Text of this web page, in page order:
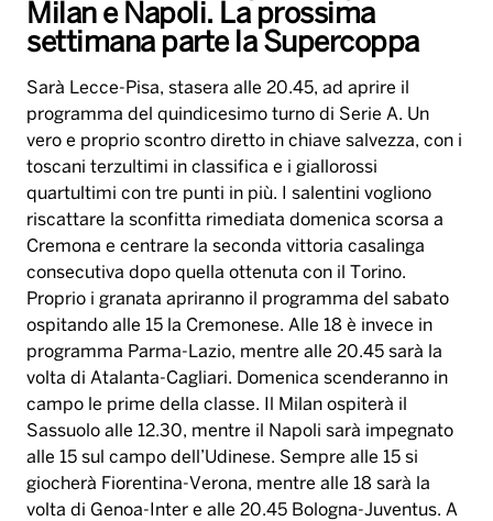
Milan e Napoli. La prossima
settimana parte la Supercoppa
Sarà Lecce-Pisa, stasera alle 20.45, ad aprire il
programma del quindicesimo turno di Serie A. Un
vero e proprio scontro diretto in chiave salvezza, con i
toscani terzultimi in classifica e i giallorossi
quartultimi con tre punti in più. I salentini vogliono
riscattare la sconfitta rimediata domenica scorsa a
Cremona e centrare la seconda vittoria casalinga
consecutiva dopo quella ottenuta con il Torino.
Proprio i granata apriranno il programma del sabato
ospitando alle 15 la Cremonese. Alle 18 è invece in
programma Parma-Lazio, mentre alle 20.45 sarà la
volta di Atalanta-Cagliari. Domenica scenderanno in
campo le prime della classe. Il Milan ospiterà il
Sassuolo alle 12.30, mentre il Napoli sarà impegnato
alle 15 sul campo dell’Udinese. Sempre alle 15 si
giocherà Fiorentina-Verona, mentre alle 18 sarà la
volta di Genoa-Inter e alle 20.45 Bologna-Juventus. A